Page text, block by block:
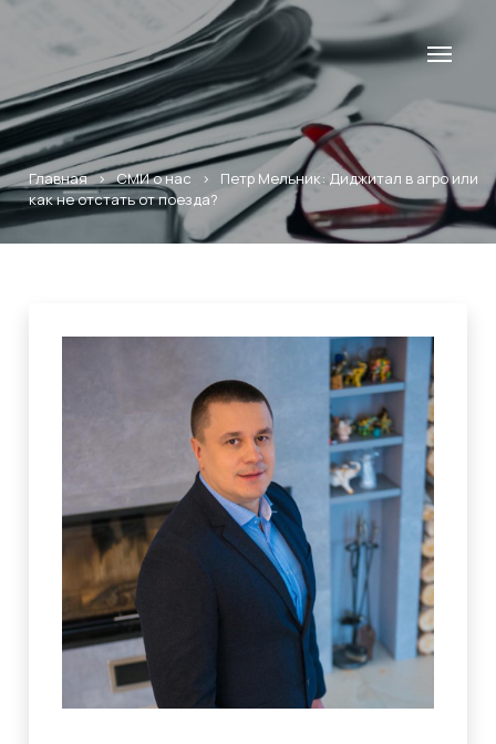
Главная>СМИ о нас > Петр Мельник: Диджитал в агро или
как не отстать от поезда?